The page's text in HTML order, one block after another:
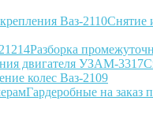
Снятие
Разборка
колес Ваз-2109
Гардеробные на заказ